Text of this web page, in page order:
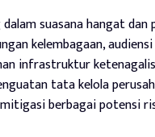
suasana hangat
kelembagaan,
infrastruktur
tata kelola
berbagai potensi